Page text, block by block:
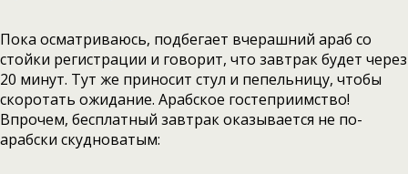
Пока осматриваюсь, подбегает вчерашний араб со
стойки регистрации и говорит, что завтрак будет через
20 минут. Тут же приносит стул и пепельницу, чтобы
скоротать ожидание. Арабское гостеприимство!
Впрочем, бесплатный завтрак оказывается не по-
арабски скудноватым: